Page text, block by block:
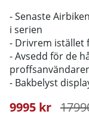
- Senaste
i serien
- Drivrem istället
- Avsedd för de
- Bakbelyst
9995 kr